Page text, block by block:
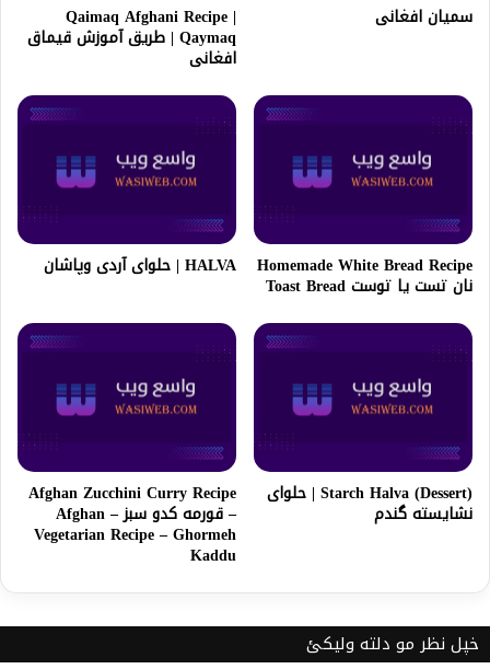
سميان افغانى Qaimaq Afghani Recipe |
Qaymaq | طریق آموزش قیماق
افغانی
Homemade White Bread Recipe
نان تست يا توست Toast Bread
HALVA | حلوای آردی وپاشان
Starch Halva (Dessert) | حلوای
نشایسته گندم
Afghan Zucchini Curry Recipe
– قورمه کدو سبز – Afghan
Vegetarian Recipe – Ghormeh
Kaddu
خپل نظر مو دلته ولیکئ